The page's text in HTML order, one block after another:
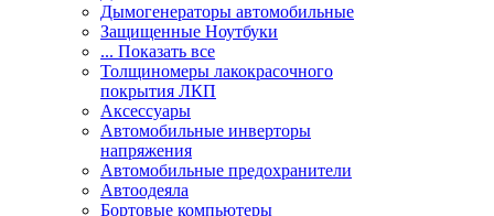
Дымогенераторы автомобильные
Защищенные Ноутбуки
... Показать все
Толщиномеры лакокрасочного
покрытия ЛКП
Аксессуары
Автомобильные инверторы
напряжения
Автомобильные предохранители
Автоодеяла
Бортовые компьютеры